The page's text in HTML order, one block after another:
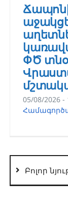
ՓԾ
05/08/2026 -
Բոլոր